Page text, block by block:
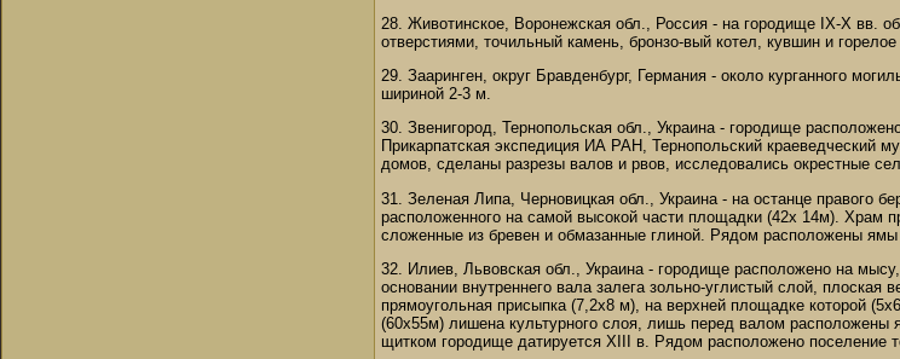
28. Животинское, Воронежская обл., Россия - на городище IX-X вв.
отверстиями, точильный камень, бронзо-вый котел, кувшин и
29. Зааринген, округ Бравденбург, Германия - около курганного
шириной 2-3 м.
30. Звенигород, Тернопольская обл., Украина - городище
Прикарпатская экспедиция ИА РАН, Тернопольский краеведческий
домов, сделаны разрезы валов и рвов, исследовались окрестные
31. Зеленая Липа, Черновицкая обл., Украина - на останце правого
расположенного на самой высокой части площадки (42х 14м). Храм
сложенные из бревен и обмазанные глиной. Рядом расположены
32. Илиев, Львовская обл., Украина - городище расположено на
основании внутреннего вала залега зольно-углистый слой,
прямоугольная присыпка (7,2х8 м), на верхней площадке которой
(60х55м) лишена культурного слоя, лишь перед валом
щитком городище датируется XIII в. Рядом расположено поселение